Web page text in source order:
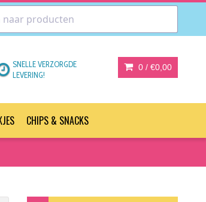
SNELLE VERZORGDE
LEVERING!
0 / €0,00
CHIPS & SNACKS